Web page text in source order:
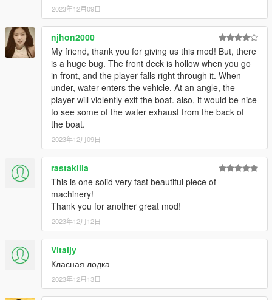
2023年12月09日
njhon2000
My friend, thank you for giving us this mod! But, there
is a huge bug. The front deck is hollow when you go
in front, and the player falls right through it. When
under, water enters the vehicle. At an angle, the
player will violently exit the boat. also, it would be nice
to see some of the water exhaust from the back of
the boat.
2023年12月09日
rastakilla
This is one solid very fast beautiful piece of
machinery!
Thank you for another great mod!
2023年12月12日
Vitaljy
Класная лодка
2023年12月13日